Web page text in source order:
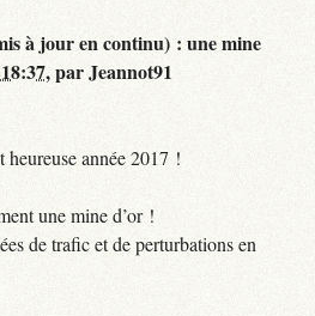
à jour en continu) : une mine
,parJeannot91
heureuse année 2017 !
une mine d’or !
de trafic et de perturbations en